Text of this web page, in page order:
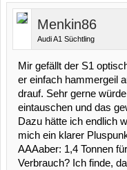
Menkin86
Audi A1 Süchtling
Mir gefällt der S1
er einfach hammergeil
drauf. Sehr gerne
eintauschen und das
Dazu hätte ich endlich
mich ein klarer
AAAaber: 1,4 Tonnen
Verbrauch? Ich finde,